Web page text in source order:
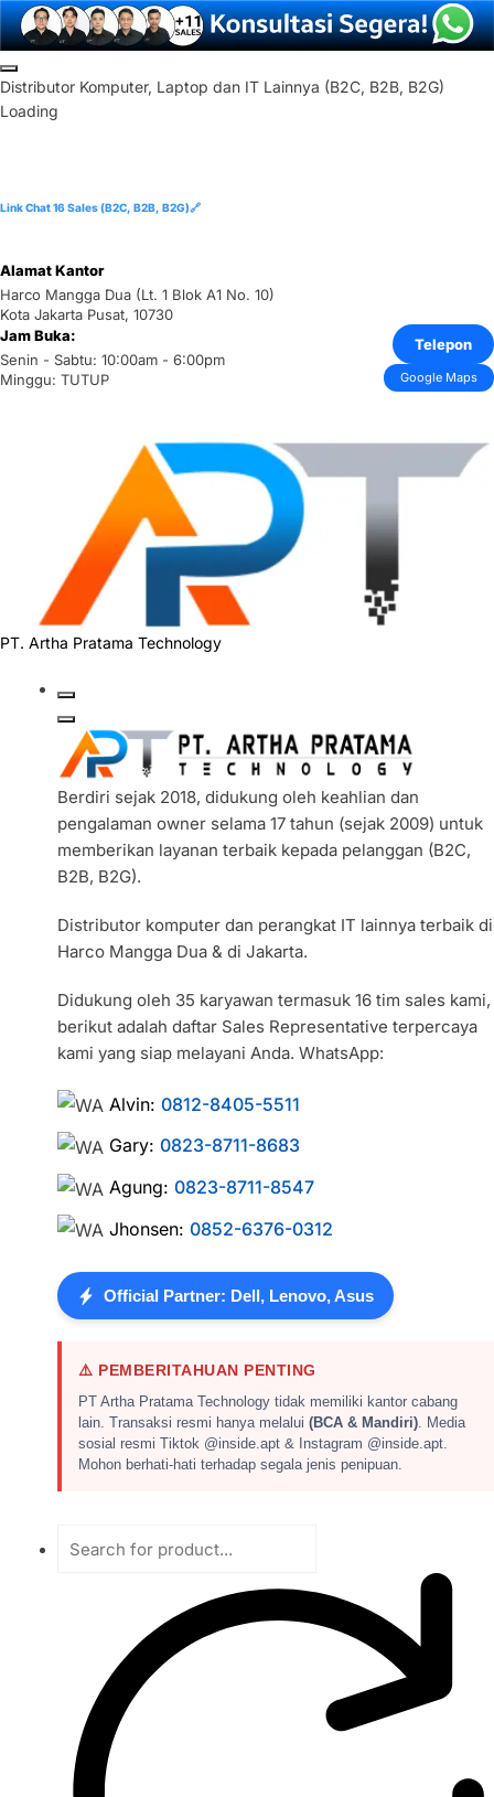
Skip
to
content
Distributor Komputer, Laptop dan IT Lainnya (B2C, B2B, B2G)
Loading
Link Chat 16 Sales (B2C, B2B, B2G)🔗
Alamat Kantor
Harco Mangga Dua (Lt. 1 Blok A1 No. 10)
Kota Jakarta Pusat, 10730
Jam Buka:
Senin - Sabtu: 10:00am - 6:00pm
Minggu: TUTUP
Telepon
Google Maps
PT. Artha Pratama Technology
Berdiri sejak 2018, didukung oleh keahlian dan
pengalaman owner selama 17 tahun (sejak 2009) untuk
memberikan layanan terbaik kepada pelanggan (B2C,
B2B, B2G).
Distributor komputer dan perangkat IT lainnya terbaik di
Harco Mangga Dua & di Jakarta.
Didukung oleh 35 karyawan termasuk 16 tim sales kami,
berikut adalah daftar Sales Representative terpercaya
kami yang siap melayani Anda. WhatsApp:
Alvin:0812-8405-5511
Gary:0823-8711-8683
Agung:0823-8711-8547
Jhonsen:0852-6376-0312
Official Partner: Dell, Lenovo, Asus
⚠️ PEMBERITAHUAN PENTING
PT Artha Pratama Technology tidak memiliki kantor cabang
lain. Transaksi resmi hanya melalui(BCA & Mandiri). Media
sosial resmi Tiktok @inside.apt & Instagram @inside.apt.
Mohon berhati-hati terhadap segala jenis penipuan.